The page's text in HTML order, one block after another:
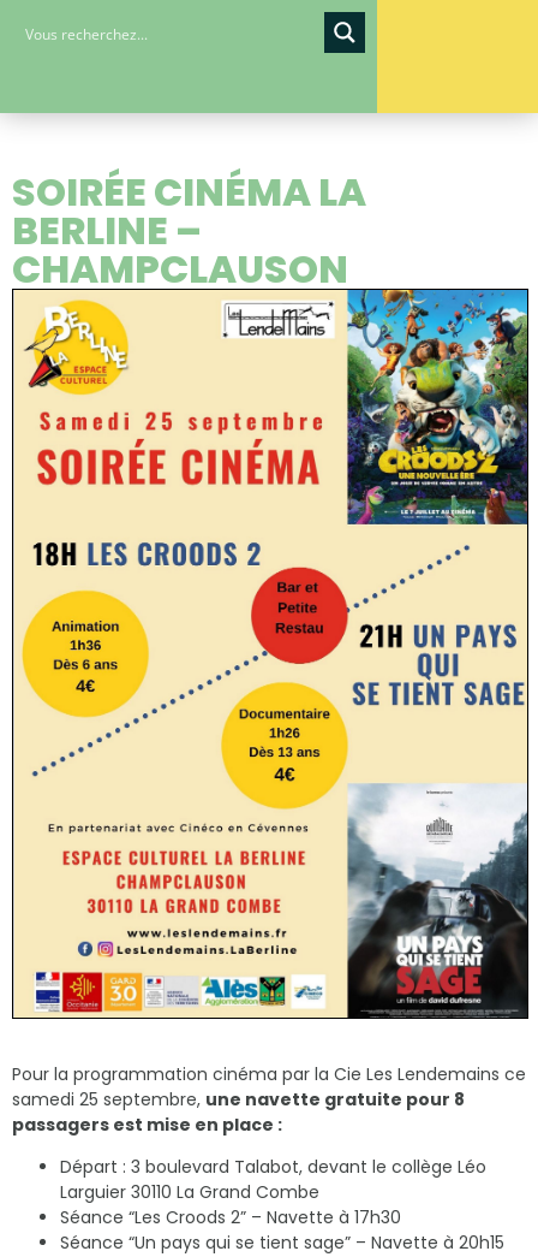
SOIRÉE CINÉMA LA
BERLINE –
CHAMPCLAUSON
Pour la programmation cinéma par la Cie Les Lendemains ce
samedi 25 septembre, une navette gratuite pour 8
passagers est mise en place :
Départ : 3 boulevard Talabot, devant le collège Léo
Larguier 30110 La Grand Combe
Séance “Les Croods 2” – Navette à 17h30
Séance “Un pays qui se tient sage” – Navette à 20h15